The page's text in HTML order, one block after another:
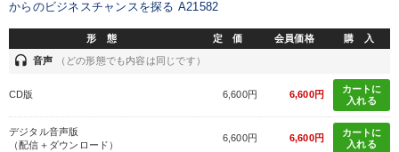
からのビジネスチャンスを探る A21582
形 態 定 価 会員価格 購 入
headset 音声 （どの形態でも内容は同じです）
CD版 6,600円 6,600円
カートに
入れる
デジタル音声版
（配信＋ダウンロード）
6,600円 6,600円
カートに
入れる